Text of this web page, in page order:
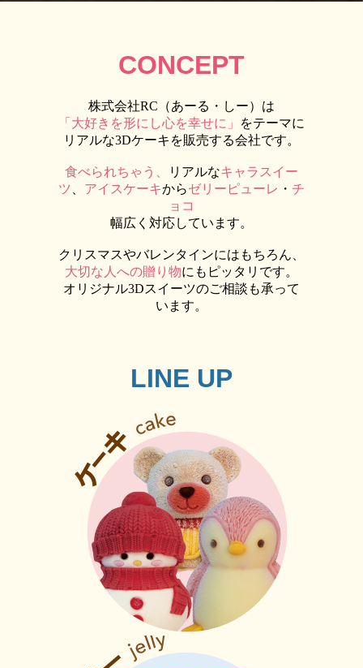
CONCEPT
株式会社RC（あーる・しー）は
「大好きを形にし心を幸せに」
をテーマに
リアルな3Dケーキを販売する会社です。
食べられちゃう、 リアルなキャラスイー
ツ
アイスケーキからゼリーピューレ ・ チ
ョコ
幅広く対応しています。
クリスマスやバレンタインにはもちろん、
大切な人への贈り物にもピッタリです。
オリジナル3Dスイーツのご相談も承って
います。
LINE UP